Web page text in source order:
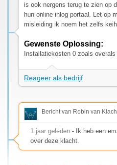
is ook nergens terug te zien op
hun online inlog portaal. Let op
misleiding ik noem het zelfs
Gewenste Oplossing:
Installatiekosten 0 zoals overals
Reageer als bedrijf
Bericht van Robin van
1 jaar geleden - Ik heb een
over deze klacht.